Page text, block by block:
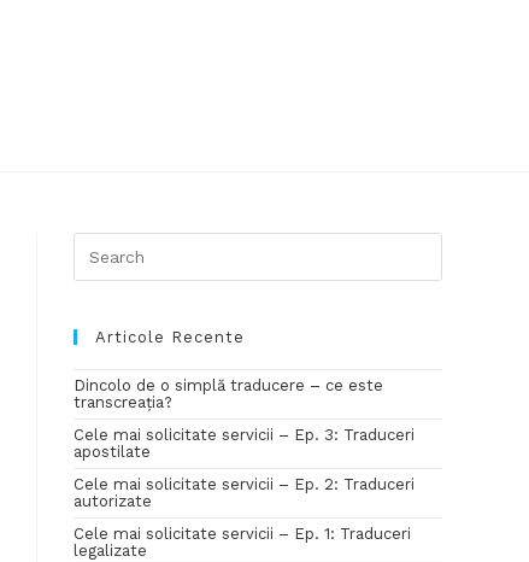
Articole Recente
Dincolo de o simplă traducere – ce este
transcreația?
Cele mai solicitate servicii – Ep. 3: Traduceri
apostilate
Cele mai solicitate servicii – Ep. 2: Traduceri
autorizate
Cele mai solicitate servicii – Ep. 1: Traduceri
legalizate